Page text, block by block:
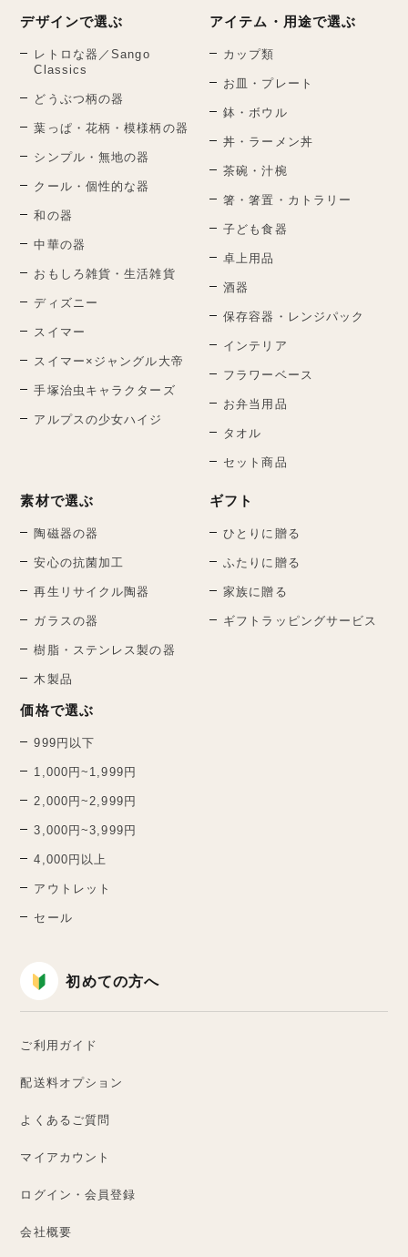
デザインで選ぶ
レトロな器／Sango
Classics
どうぶつ柄の器
葉っぱ・花柄・模様柄の器
シンプル・無地の器
クール・個性的な器
和の器
中華の器
おもしろ雑貨・生活雑貨
ディズニー
スイマー
スイマー×ジャングル大帝
手塚治虫キャラクターズ
アルプスの少女ハイジ
アイテム・用途で選ぶ
カップ類
お皿・プレート
鉢・ボウル
丼・ラーメン丼
茶碗・汁椀
箸・箸置・カトラリー
子ども食器
卓上用品
酒器
保存容器・レンジパック
インテリア
フラワーベース
お弁当用品
タオル
セット商品
素材で選ぶ
陶磁器の器
安心の抗菌加工
再生リサイクル陶器
ガラスの器
樹脂・ステンレス製の器
木製品
価格で選ぶ
999円以下
1,000円~1,999円
2,000円~2,999円
3,000円~3,999円
4,000円以上
アウトレット
セール
ギフト
ひとりに贈る
ふたりに贈る
家族に贈る
ギフトラッピングサービス
初めての方へ
ご利用ガイド
配送料オプション
よくあるご質問
マイアカウント
ログイン・会員登録
会社概要